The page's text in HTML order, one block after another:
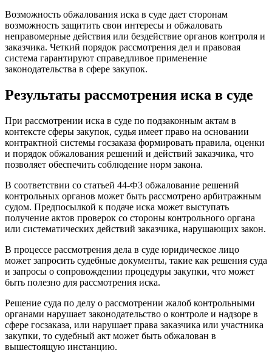
Возможность обжалования иска в суде дает сторонам
возможность защитить свои интересы и обжаловать
неправомерные действия или бездействие органов контроля и
заказчика. Четкий порядок рассмотрения дел и правовая
система гарантируют справедливое применение
законодательства в сфере закупок.
Результаты рассмотрения иска в суде
При рассмотрении иска в суде по подзаконным актам в
контексте сферы закупок, судья имеет право на основании
контрактной системы госзаказа формировать правила, оценки
и порядок обжалования решений и действий заказчика, что
позволяет обеспечить соблюдение норм закона.
В соответствии со статьей 44-ФЗ обжалование решений
контрольных органов может быть рассмотрено арбитражным
судом. Предпосылкой к подаче иска может выступать
получение актов проверок со стороны контрольного органа
или систематических действий заказчика, нарушающих закон.
В процессе рассмотрения дела в суде юридическое лицо
может запросить судебные документы, такие как решения суда
и запросы о сопровождении процедуры закупки, что может
быть полезно для рассмотрения иска.
Решение суда по делу о рассмотрении жалоб контрольными
органами нарушает законодательство о контроле и надзоре в
сфере госзаказа, или нарушает права заказчика или участника
закупки, то судебный акт может быть обжалован в
вышестоящую инстанцию.